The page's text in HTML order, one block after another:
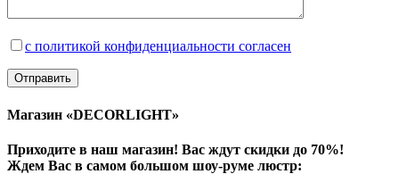
с политикой конфиденциальности согласен
Магазин «DECORLIGHT»
Приходите в наш магазин! Вас ждут скидки до 70%!
Ждем Вас в самом большом шоу-руме люстр: